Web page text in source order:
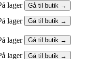
lager Gå til butik →
lager Gå til butik →
lager Gå til butik →
lager Gå til butik →